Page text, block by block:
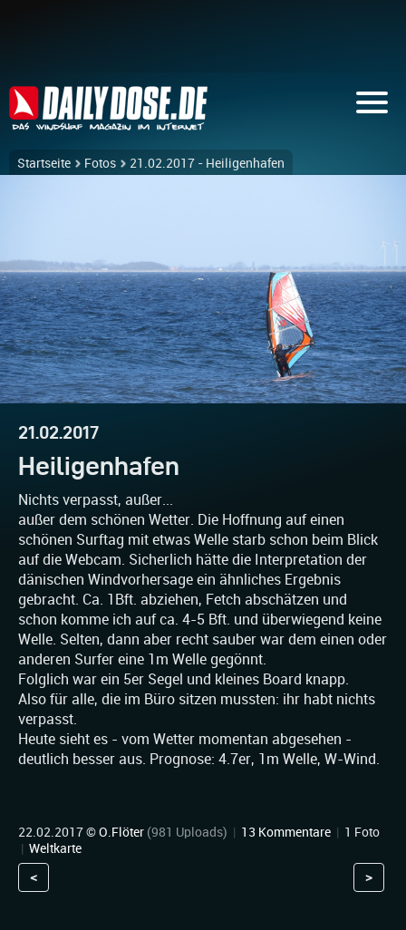
Startseite Fotos 21.02.2017 - Heiligenhafen
21.02.2017
Heiligenhafen
Nichts verpasst, außer...
außer dem schönen Wetter. Die Hoffnung auf einen
schönen Surftag mit etwas Welle starb schon beim Blick
auf die Webcam. Sicherlich hätte die Interpretation der
dänischen Windvorhersage ein ähnliches Ergebnis
gebracht. Ca. 1Bft. abziehen, Fetch abschätzen und
schon komme ich auf ca. 4-5 Bft. und überwiegend keine
Welle. Selten, dann aber recht sauber war dem einen oder
anderen Surfer eine 1m Welle gegönnt.
Folglich war ein 5er Segel und kleines Board knapp.
Also für alle, die im Büro sitzen mussten: ihr habt nichts
verpasst.
Heute sieht es - vom Wetter momentan abgesehen -
deutlich besser aus. Prognose: 4.7er, 1m Welle, W-Wind.
22.02.2017 ©O.Flöter (981 Uploads) | 13 Kommentare | 1 Foto
| Weltkarte
< >